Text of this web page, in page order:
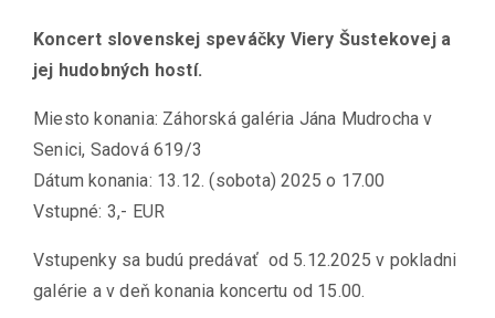
Koncert slovenskej speváčky Viery Šustekovej a
jej hudobných hostí.
Miesto konania: Záhorská galéria Jána Mudrocha v
Senici, Sadová 619/3
Dátum konania: 13.12. (sobota) 2025 o 17.00
Vstupné: 3,- EUR
Vstupenky sa budú predávať od 5.12.2025 v pokladni
galérie a v deň konania koncertu od 15.00.